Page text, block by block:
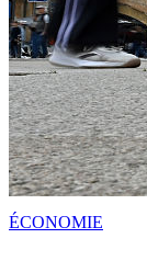
ÉCONOMIE